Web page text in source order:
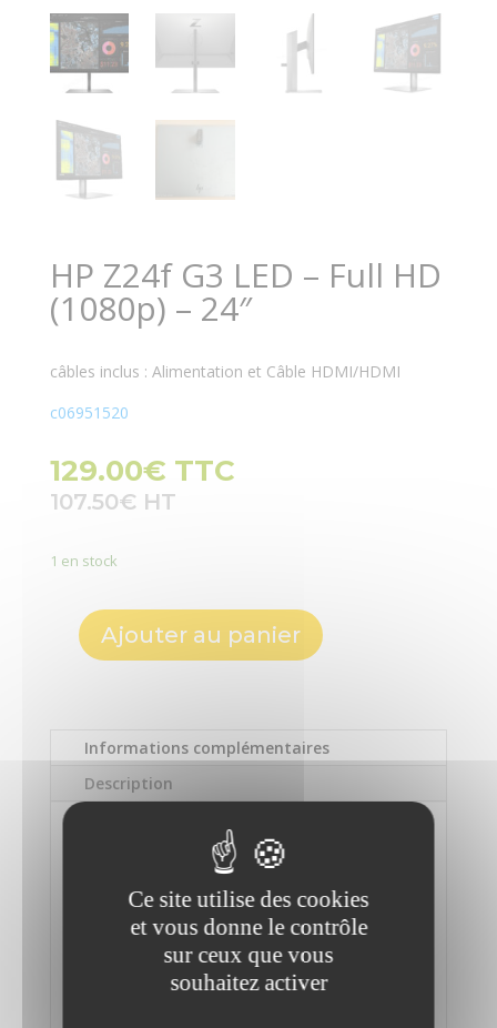
HP Z24f G3 LED – Full HD
(1080p) – 24″
câbles inclus : Alimentation et Câble HDMI/HDMI
c06951520
129.00€ TTC
107.50€
1 en stock
quantité
Full
Ajouter au panier
Informations complémentaires
Description
Informations
complémentaires
Marque
Ce site utilise des cookies
et vous donne le contrôle
sur ceux que vous
souhaitez activer